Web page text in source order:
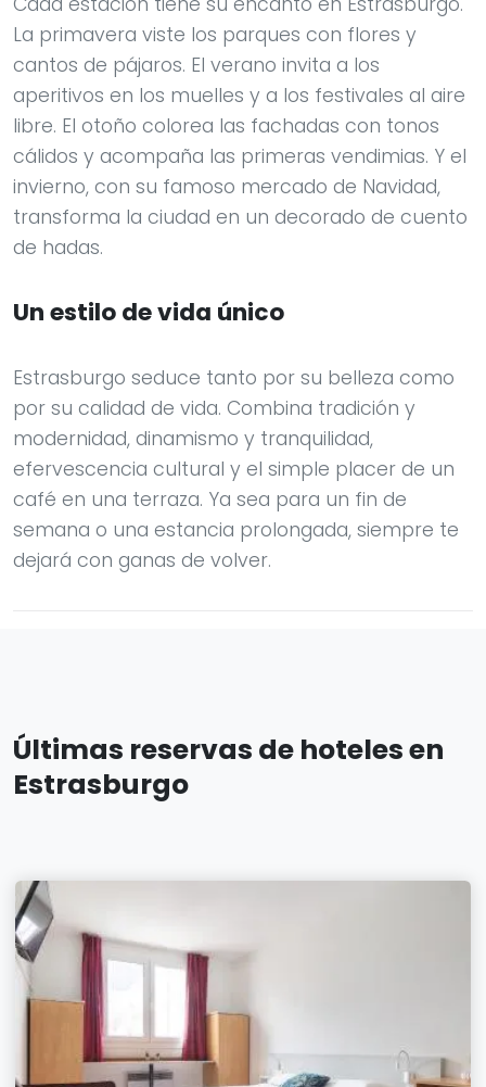
La primavera viste los parques con flores y
cantos de pájaros. El verano invita a los
aperitivos en los muelles y a los festivales al aire
libre. El otoño colorea las fachadas con tonos
cálidos y acompaña las primeras vendimias. Y el
invierno, con su famoso mercado de Navidad,
transforma la ciudad en un decorado de cuento
de hadas.
Un estilo de vida único
Estrasburgo seduce tanto por su belleza como
por su calidad de vida. Combina tradición y
modernidad, dinamismo y tranquilidad,
efervescencia cultural y el simple placer de un
café en una terraza. Ya sea para un fin de
semana o una estancia prolongada, siempre te
dejará con ganas de volver.
Últimas reservas de hoteles en
Estrasburgo